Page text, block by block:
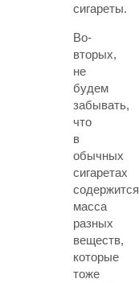
сигареты.
Во-
вторых,
не
будем
забывать,
что
в
обычных
сигаретах
содержится
масса
разных
веществ,
которые
тоже